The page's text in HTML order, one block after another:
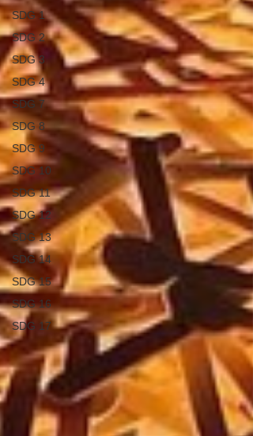
SDG 1
SDG 2
SDG 3
SDG 4
SDG 7
SDG 8
SDG 9
SDG 10
SDG 11
SDG 12
SDG 13
SDG 14
SDG 15
SDG 16
SDG 17